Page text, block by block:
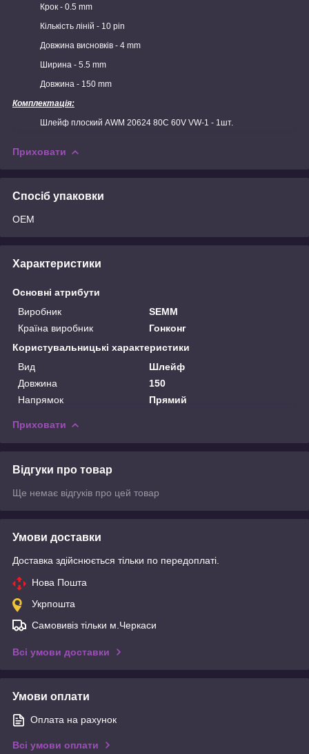
Крок - 0.5 mm
Кількість ліній - 10 pin
Довжина висновків - 4 mm
Ширина - 5.5 mm
Довжина - 150 mm
Комплектація:
Шлейф плоский AWM 20624 80C 60V VW-1 - 1шт.
Приховати
Спосіб упаковки
OEM
Характеристики
Основні атрибути
Виробник
SEMM
Країна виробник
Гонконг
Користувальницькі характеристики
Вид
Шлейф
Довжина
150
Напрямок
Прямий
Приховати
Відгуки про товар
Ще немає відгуків про цей товар
Умови доставки
Доставка здійснюється тільки по передоплаті.
Нова Пошта
Укрпошта
Самовивіз тільки м.Черкаси
Всі умови доставки
Умови оплати
Оплата на рахунок
Всі умови оплати